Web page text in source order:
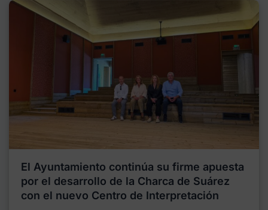
El Ayuntamiento continúa su firme apuesta
por el desarrollo de la Charca de Suárez
con el nuevo Centro de Interpretación